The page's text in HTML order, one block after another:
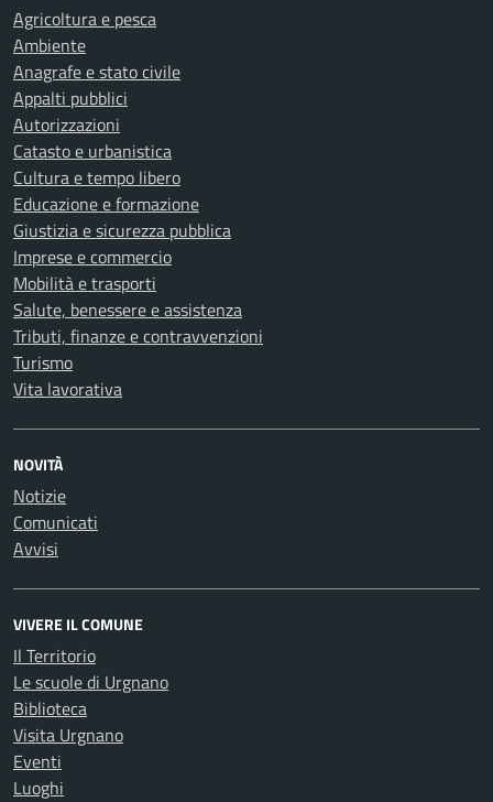
Agricoltura e pesca
Ambiente
Anagrafe e stato civile
Appalti pubblici
Autorizzazioni
Catasto e urbanistica
Cultura e tempo libero
Educazione e formazione
Giustizia e sicurezza pubblica
Imprese e commercio
Mobilità e trasporti
Salute, benessere e assistenza
Tributi, finanze e contravvenzioni
Turismo
Vita lavorativa
NOVITÀ
Notizie
Comunicati
Avvisi
VIVERE IL COMUNE
Il Territorio
Le scuole di Urgnano
Biblioteca
Visita Urgnano
Eventi
Luoghi